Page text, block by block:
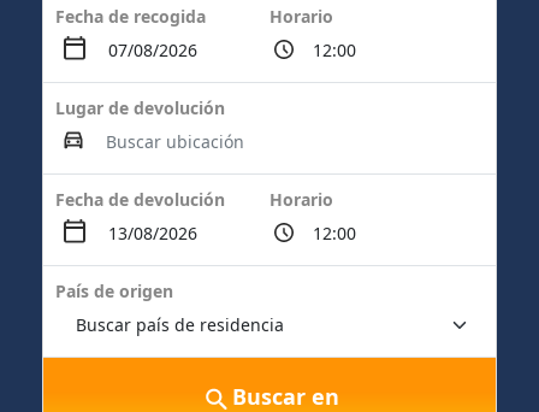
Fecha de recogida Horario
Lugar de devolución
Fecha de devolución Horario
País de origen
Buscar en